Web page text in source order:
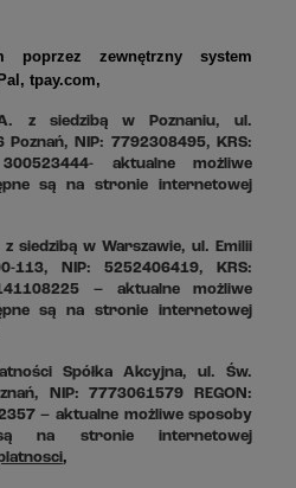
poprzez zewnętrzny system
tpay.com,
z siedzibą w Poznaniu, ul.
NIP: 7792308495, KRS:
aktualne możliwe
są na stronie internetowej
siedzibą w Warszawie, ul. Emilii
113, NIP: 5252406419, KRS:
– aktualne możliwe
są na stronie internetowej
Spółka Akcyjna, ul. Św.
NIP: 7773061579 REGON:
– aktualne możliwe sposoby
na stronie internetowej
,